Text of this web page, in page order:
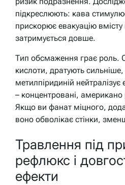
підкреслюють: кава
прискорює евакуацію
затримується довше.
Тип обсмаження грає роль.
кислоти, дратують
метилпіридиній
– концентровані,
Якщо ви фанат міцного,
воно обволікає стінки,
Травлення під
рефлюкс і
ефекти